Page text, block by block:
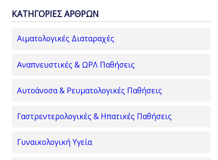
ΚΑΤΗΓΟΡΙΕΣ ΑΡΘΡΩΝ
Αιματολογικές Διαταραχές
Αναπνευστικές & ΩΡΛ Παθήσεις
Αυτοάνοσα & Ρευματολογικές Παθήσεις
Γαστρεντερολογικές & Ηπατικές Παθήσεις
Γυναικολογική Υγεία